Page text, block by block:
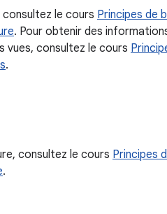
le cours Principes de
. Pour obtenir des
vues, consultez le cours
.
consultez le cours Principes
.